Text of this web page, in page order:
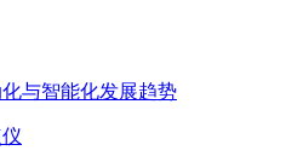
与智能化发展趋势